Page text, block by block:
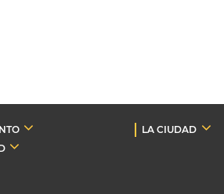
LA CIUDAD